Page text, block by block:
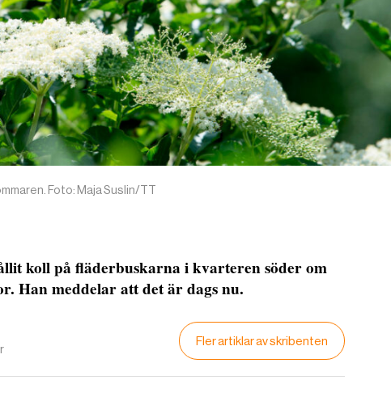
Foto: Maja Suslin/TT
koll på fläderbuskarna i kvarteren söder om
Han meddelar att det är dags nu.
Fler artiklar av skribenten